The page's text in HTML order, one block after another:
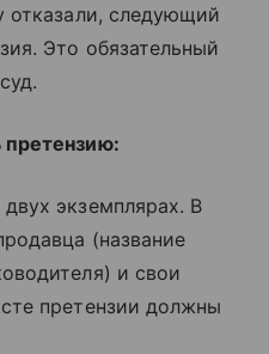
отказали, следующий
Это обязательный
претензию:
экземплярах. В
(название
и свои
претензии должны